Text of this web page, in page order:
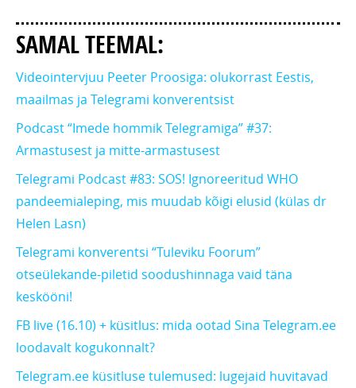
SAMAL TEEMAL:
Videointervjuu Peeter Proosiga: olukorrast Eestis,
maailmas ja Telegrami konverentsist
Podcast “Imede hommik Telegramiga” #37:
Armastusest ja mitte-armastusest
Telegrami Podcast #83: SOS! Ignoreeritud WHO
pandeemialeping, mis muudab kõigi elusid (külas dr
Helen Lasn)
Telegrami konverentsi “Tuleviku Foorum”
otseülekande-piletid soodushinnaga vaid täna
keskööni!
FB live (16.10) + küsitlus: mida ootad Sina Telegram.ee
loodavalt kogukonnalt?
Telegram.ee küsitluse tulemused: lugejaid huvitavad